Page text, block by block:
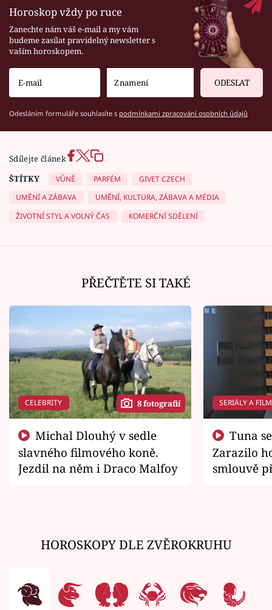
Horoskop vždy po ruce
Zanechte nám váš e-mail a my vám
budeme zasílat pravidelný newsletter s
vaším horoskopem.
ODESLAT
Odesláním formuláře souhlasíte s podmínkami zpracování osobních údajů
Sdílejte článek
ŠTÍTKY
VŮNĚ PARFÉM
GIVET CZECH
UMĚNÍ A ZÁBAVA
UMĚNÍ, KULTURA, ZÁBAVA A MÉDIA
ŽIVOTNÍ STYL A VOLNÝ ČAS
KOMERČNÍ SDĚLENÍ
PŘEČTĚTE SI TAKÉ
CELEBRITY 8 fotografií
slavného filmového koně.
Jezdil na něm i Draco Malfoy
SERIÁLY A
Zarazilo
smlouvě
HOROSKOPY DLE ZVĚROKRUHU